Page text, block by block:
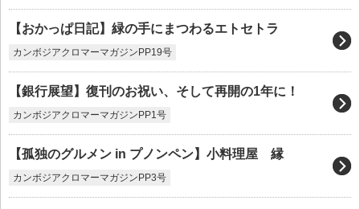
【おかっぱ日記】緑の手にまつわるエトセトラ
カンボジアクロマーマガジンPP19号
【銀行展望】復刊のお祝い、そして再開の1年に！
カンボジアクロマーマガジンPP1号
【孤独のグルメン in プノンペン】小料理屋 縁
カンボジアクロマーマガジンPP3号